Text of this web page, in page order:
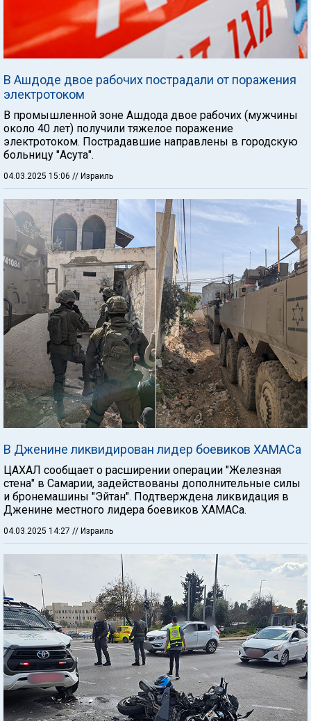
В Ашдоде двое рабочих пострадали от поражения
электротоком
В промышленной зоне Ашдода двое рабочих (мужчины
около 40 лет) получили тяжелое поражение
электротоком. Пострадавшие направлены в городскую
больницу "Асута".
04.03.2025 15:06 // Израиль
В Дженине ликвидирован лидер боевиков ХАМАСа
ЦАХАЛ сообщает о расширении операции "Железная
стена" в Самарии, задействованы дополнительные силы
и бронемашины "Эйтан". Подтверждена ликвидация в
Дженине местного лидера боевиков ХАМАСа.
04.03.2025 14:27 // Израиль